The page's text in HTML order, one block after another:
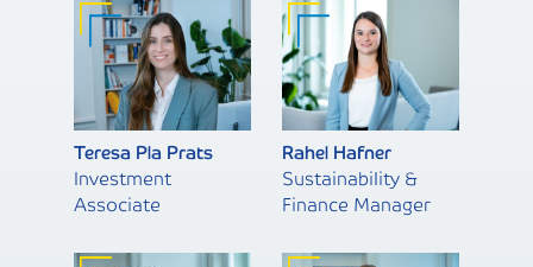
Teresa Pla Prats
Investment
Associate
Rahel Hafner
Sustainability &
Finance Manager